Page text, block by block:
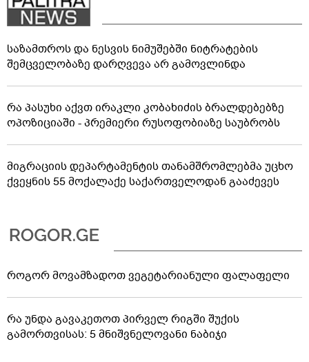
საზამთროს და ნესვის ნიმუშებში ნიტრატების
შემცველობაზე დარღვევა არ გამოვლინდა
რა პასუხი აქვთ ირაკლი კობახიძის ბრალდებებზე
ოპოზიციაში - პრემიერი რუსოფობიაზე საუბრობს
მიგრაციის დეპარტამენტის თანამშრომლებმა უცხო
ქვეყნის 55 მოქალაქე საქართველოდან გააძევეს
როგორ მოვამზადოთ ვეგეტარიანული ფალაფელი
რა უნდა გავაკეთოთ პირველ რიგში შუქის
გამორთვისას: 5 მნიშვნელოვანი ნაბიჯი